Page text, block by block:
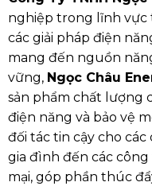
nghiệp trong lĩnh vực
các giải pháp điện
mang đến nguồn
vững, Ngọc Châu
sản phẩm chất lượng
điện năng và bảo vệ
đối tác tin cậy cho
gia đình đến các
mại, góp phần thúc